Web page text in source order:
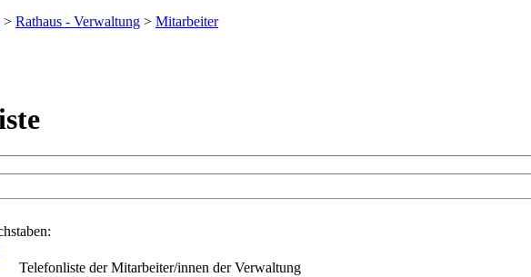
> Rathaus - Verwaltung > Mitarbeiter
Telefonliste der Mitarbeiter/innen der Verwaltung